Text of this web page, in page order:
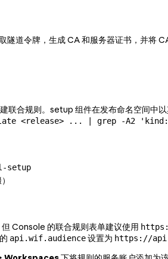
道令牌，生成 CA 和服务器证书，并将
联合规则。setup 组件在发布命名空间中
<release> ... | grep -A2 'kind:
setup
但 Console 的联合规则表单建议使用
api.wif.audience设置为 https://